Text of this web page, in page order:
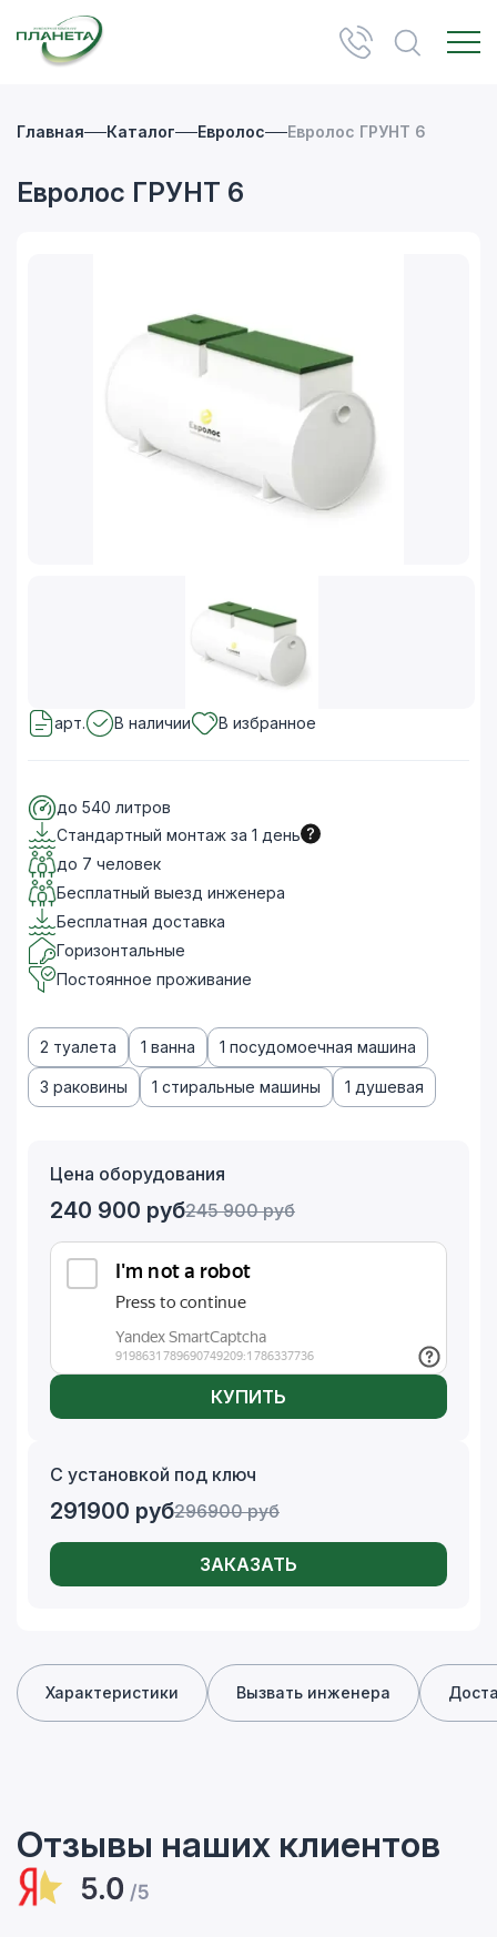
Главная Каталог Евролос Евролос ГРУНТ 6
Евролос ГРУНТ 6
арт. В наличии В избранное
до 540 литров
Стандартный монтаж за 1 день
до 7 человек
Бесплатный выезд инженера
Бесплатная доставка
Горизонтальные
Постоянное проживание
2 туалета 1 ванна 1 посудомоечная машина
3 раковины 1 стиральные машины 1 душевая
Цена оборудования
240 900 руб245 900руб
КУПИТЬ
С установкой под ключ
291900 руб296900руб
ЗАКАЗАТЬ
Характеристики Вызвать инженера
Отзывы наших клиентов